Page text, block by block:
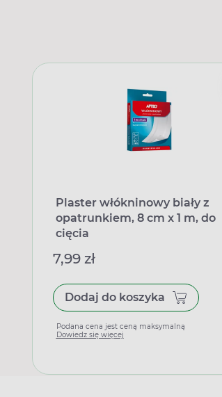
Plaster włókninowy biały z
opatrunkiem, 8 cm x 1 m, do
cięcia
7,99 zł
Dodaj do koszyka
Podana cena jest ceną maksymalną
Dowiedz się więcej